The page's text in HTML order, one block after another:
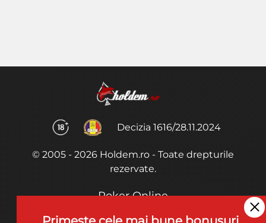
Decizia 1616/28.11.2024
© 2005 - 2026 Holdem.ro - Toate drepturile
rezervate.
Poker Online
Termeni si Conditii